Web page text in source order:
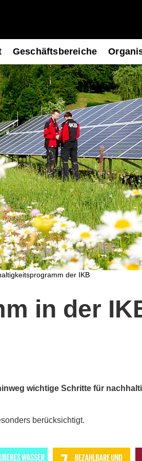
Geschäftsbereiche
der IKB
in der
wichtige Schritte für
berücksichtigt.